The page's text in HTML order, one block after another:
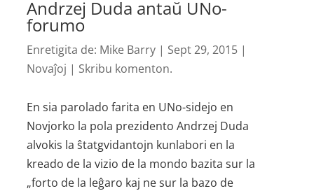
Andrzej Duda antaŭ UNo-
forumo
Enretigita de: Mike Barry | Sept 29, 2015 |
Novaĵoj | Skribu komenton.
En sia parolado farita en UNo-sidejo en
Novjorko la pola prezidento Andrzej Duda
alvokis la ŝtatgvidantojn kunlabori en la
kreado de la vizio de la mondo bazita sur la
„forto de la leĝaro kaj ne sur la bazo de